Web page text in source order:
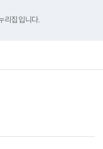
리집입니다.
검